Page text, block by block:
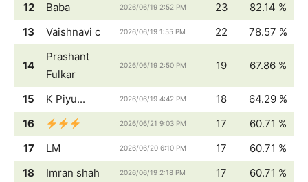
12 Baba 2026/06/19 2:52 PM 23
82.14 %
13
Vaishnavi c 2026/06/19 1:55 PM 22 78.57 %
14
Prashant
Fulkar
2026/06/19 2:50 PM 19 67.86 %
15 K Piyu... 2026/06/19 4:42 PM 18
64.29 %
16
2026/06/21 9:03 PM 17
60.71 %
17
LM 2026/06/20 6:10 PM 17
60.71 %
18
Imran shah 2026/06/19 2:18 PM 17
60.71 %